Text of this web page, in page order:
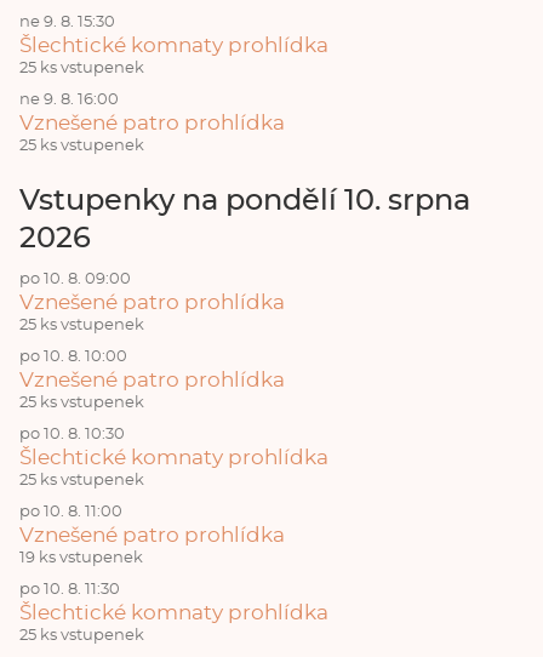
ne 9. 8. 15:30
Šlechtické komnaty prohlídka
25 ks vstupenek
ne 9. 8. 16:00
Vznešené patro prohlídka
25 ks vstupenek
Vstupenky na pondělí 10. srpna
2026
po 10. 8. 09:00
Vznešené patro prohlídka
25 ks vstupenek
po 10. 8. 10:00
Vznešené patro prohlídka
25 ks vstupenek
po 10. 8. 10:30
Šlechtické komnaty prohlídka
25 ks vstupenek
po 10. 8. 11:00
Vznešené patro prohlídka
19 ks vstupenek
po 10. 8. 11:30
Šlechtické komnaty prohlídka
25 ks vstupenek